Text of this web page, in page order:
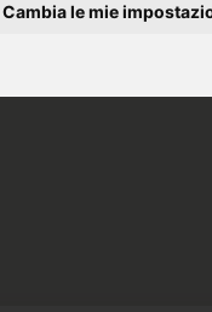
Cambia le mie